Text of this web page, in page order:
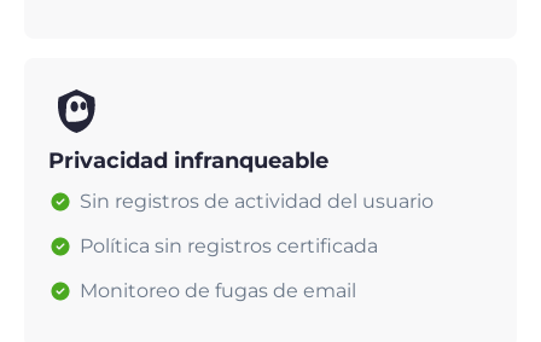
Privacidad infranqueable
Sin registros de actividad del usuario
Política sin registros certificada
Monitoreo de fugas de email